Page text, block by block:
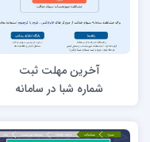
آخرین مهلت ثبت
شماره شبا در سامانه
سهام عدالت (پایان
مهرماه)